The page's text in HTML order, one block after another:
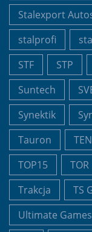
Stalexport
stalprofi
STF
STP
Suntech
Synektik
Tauron
TEN
TOP15
TOR
Trakcja
TS
Ultimate Games